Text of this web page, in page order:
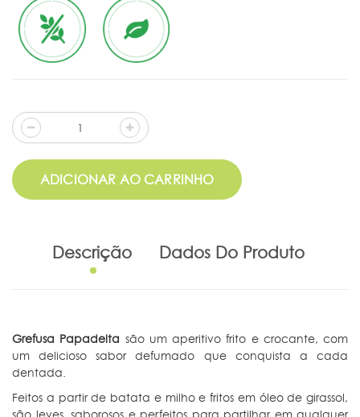
ADICIONAR AO CARRINHO
Descrição Dados Do Produto
Grefusa Papadelta são um aperitivo frito e crocante, com
um delicioso sabor defumado que conquista a cada
dentada.
Feitos a partir de batata e milho e fritos em óleo de girassol,